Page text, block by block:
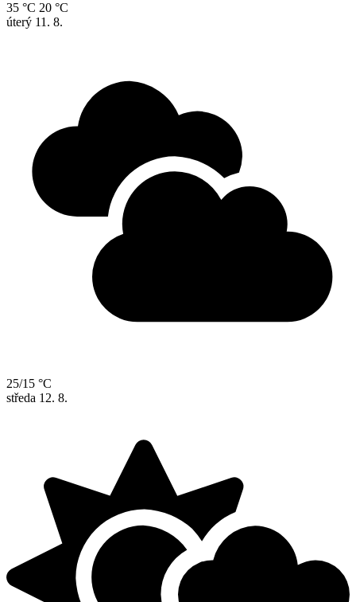
35 °C 20 °C
úterý 11. 8.
25/15 °C
středa 12. 8.